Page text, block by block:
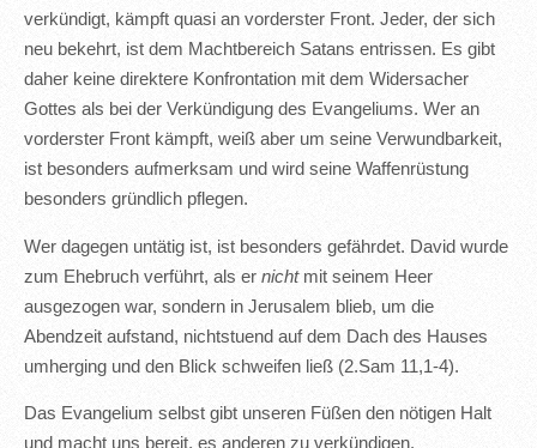
verkündigt, kämpft quasi an vorderster Front. Jeder, der sich
neu bekehrt, ist dem Machtbereich Satans entrissen. Es gibt
daher keine direktere Konfrontation mit dem Widersacher
Gottes als bei der Verkündigung des Evangeliums. Wer an
vorderster Front kämpft, weiß aber um seine Verwundbarkeit,
ist besonders aufmerksam und wird seine Waffenrüstung
besonders gründlich pflegen.
Wer dagegen untätig ist, ist besonders gefährdet. David wurde
zum Ehebruch verführt, als er nichtmit seinem Heer
ausgezogen war, sondern in Jerusalem blieb, um die
Abendzeit aufstand, nichtstuend auf dem Dach des Hauses
umherging und den Blick schweifen ließ (2.Sam 11,1-4).
Das Evangelium selbst gibt unseren Füßen den nötigen Halt
und macht uns bereit, es anderen zu verkündigen.